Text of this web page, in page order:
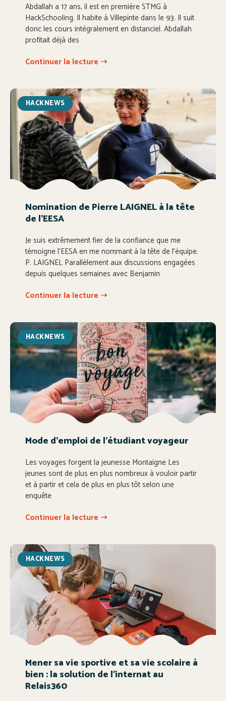
Abdallah a 17 ans, il est en première STMG à
HackSchooling. Il habite à Villepinte dans le 93. Il suit
donc les cours intégralement en distanciel. Abdallah
profitait déjà des
Continuer la lecture ➝
HACKNEWS
Nomination de Pierre LAIGNEL à la tête
de l’EESA
Je suis extrêmement fier de la confiance que me
témoigne l’EESA en me nommant à la tête de l’équipe.
P. LAIGNEL Parallèlement aux discussions engagées
depuis quelques semaines avec Benjamin
Continuer la lecture ➝
HACKNEWS
Mode d’emploi de l’étudiant voyageur
Les voyages forgent la jeunesse Montaigne Les
jeunes sont de plus en plus nombreux à vouloir partir
et à partir et cela de plus en plus tôt selon une
enquête
Continuer la lecture ➝
HACKNEWS
Mener sa vie sportive et sa vie scolaire à
bien : la solution de l’internat au
Relais360